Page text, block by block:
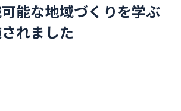
能な地域づくりを学ぶ
れました